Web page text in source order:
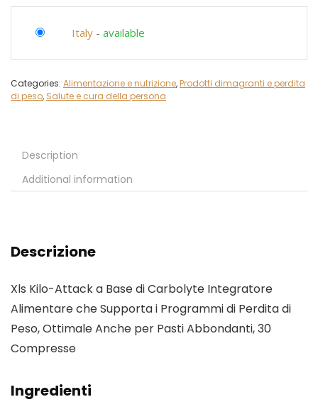
Italy - available
Categories: Alimentazione e nutrizione,Prodotti dimagranti e perdita
di peso, Salute e cura della persona
Description
Additional information
Descrizione
Xls Kilo-Attack a Base di Carbolyte Integratore
Alimentare che Supporta i Programmi di Perdita di
Peso, Ottimale Anche per Pasti Abbondanti, 30
Compresse
Ingredienti